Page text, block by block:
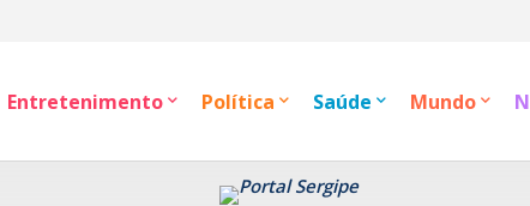
Entretenimento Política Saúde Mundo